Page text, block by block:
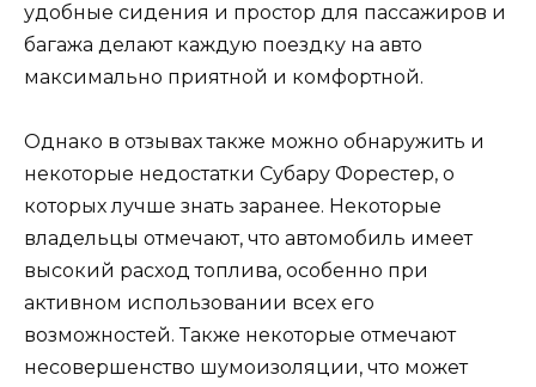
удобные сидения и простор для пассажиров и
багажа делают каждую поездку на авто
максимально приятной и комфортной.
Однако в отзывах также можно обнаружить и
некоторые недостатки Субару Форестер, о
которых лучше знать заранее. Некоторые
владельцы отмечают, что автомобиль имеет
высокий расход топлива, особенно при
активном использовании всех его
возможностей. Также некоторые отмечают
несовершенство шумоизоляции, что может